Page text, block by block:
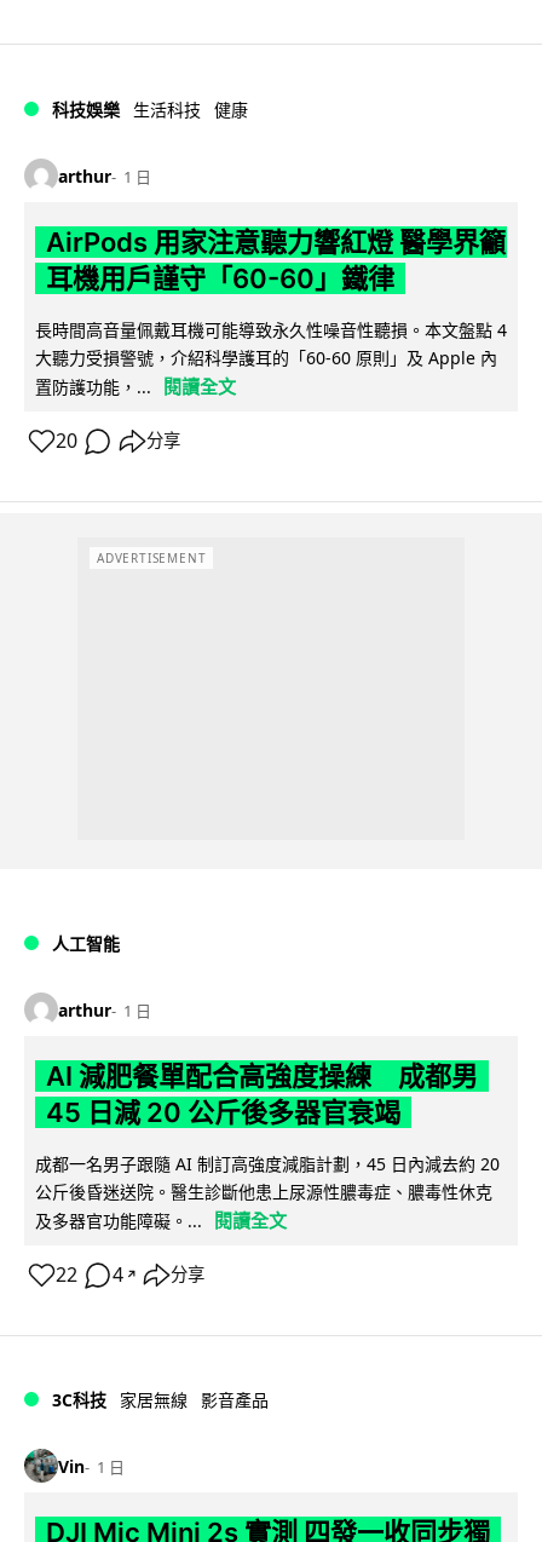
科技娛樂 生活科技 健康
arthur 1 日
AirPods 用家注意聽力響紅燈 醫學界籲
耳機用戶謹守「60-60」鐵律
長時間高音量佩戴耳機可能導致永久性噪音性聽損。本文盤點 4
大聽力受損警號，介紹科學護耳的「60-60 原則」及 Apple 內
置防護功能，...
閱讀全文
20 分享
ADVERTISEMENT
人工智能
arthur 1 日
AI 減肥餐單配合高強度操練 成都男
45 日減 20 公斤後多器官衰竭
成都一名男子跟隨 AI 制訂高強度減脂計劃，45 日內減去約 20
公斤後昏迷送院。醫生診斷他患上尿源性膿毒症、膿毒性休克
及多器官功能障礙。...
閱讀全文
22 4 ↗ 分享
3C科技 家居無線 影音產品
Vin 1 日
DJI Mic Mini 2s 實測 四發一收同步獨